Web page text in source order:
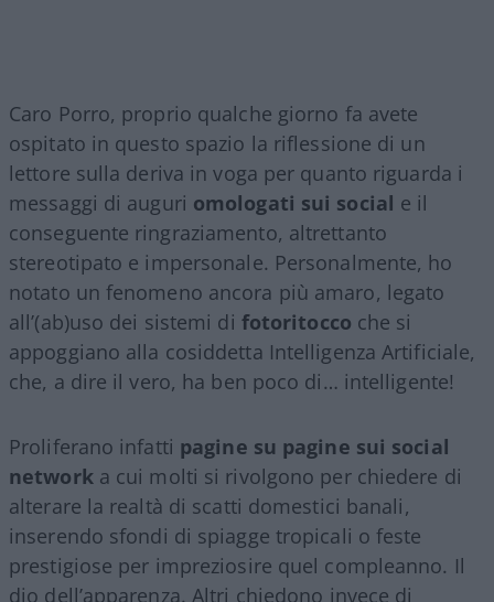
Caro Porro, proprio qualche giorno fa avete
ospitato in questo spazio la riflessione di un
lettore sulla deriva in voga per quanto riguarda i
messaggi di auguri omologati sui social e il
conseguente ringraziamento, altrettanto
stereotipato e impersonale. Personalmente, ho
notato un fenomeno ancora più amaro, legato
all’(ab)uso dei sistemi di fotoritocco che si
appoggiano alla cosiddetta Intelligenza Artificiale,
che, a dire il vero, ha ben poco di… intelligente!
Proliferano infatti pagine su pagine sui social
networka cui molti si rivolgono per chiedere di
alterare la realtà di scatti domestici banali,
inserendo sfondi di spiagge tropicali o feste
prestigiose per impreziosire quel compleanno. Il
dio dell’apparenza. Altri chiedono invece di